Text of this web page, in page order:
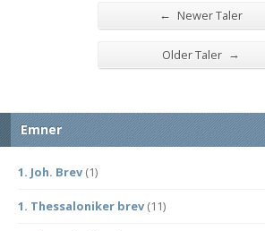
← Newer Taler
Older Taler →
Emner
1. Joh. Brev (1)
1. Thessaloniker brev (11)